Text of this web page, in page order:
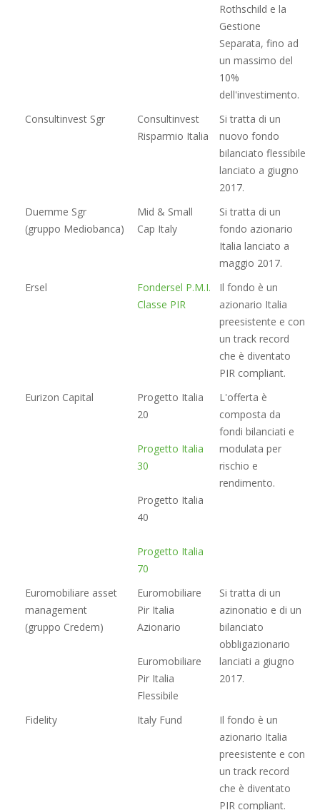
Rothschild e la
Gestione
Separata, fino ad
un massimo del
10%
dell'investimento.
Consultinvest Sgr
Consultinvest
Risparmio Italia
Si tratta di un
nuovo fondo
bilanciato flessibile
lanciato a giugno
2017.
Duemme Sgr
(gruppo Mediobanca)
Mid & Small
Cap Italy
Si tratta di un
fondo azionario
Italia lanciato a
maggio 2017.
Ersel
Fondersel P.M.I.
Classe PIR
Il fondo è un
azionario Italia
preesistente e con
un track record
che è diventato
PIR compliant.
Eurizon Capital
Progetto Italia
20
Progetto Italia
30
Progetto Italia
40
Progetto Italia
70
L'offerta è
composta da
fondi bilanciati e
modulata per
rischio e
rendimento.
Euromobiliare asset
management
(gruppo Credem)
Euromobiliare
Pir Italia
Azionario
Euromobiliare
Pir Italia
Flessibile
Si tratta di un
azinonatio e di un
bilanciato
obbligazionario
lanciati a giugno
2017.
Fidelity Italy Fund
Il fondo è un
azionario Italia
preesistente e con
un track record
che è diventato
PIR compliant.